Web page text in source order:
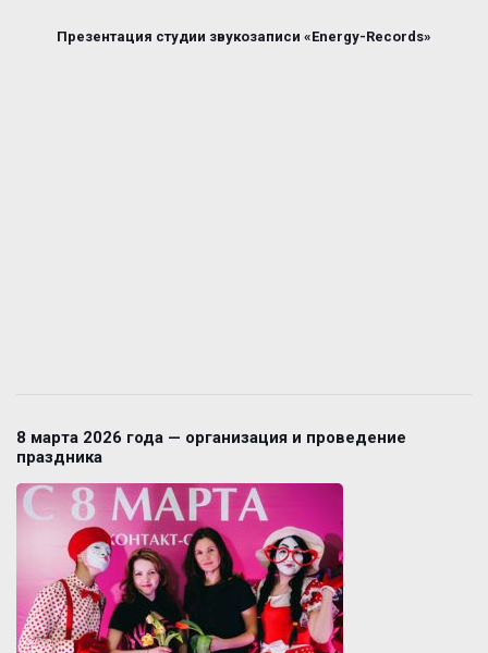
Презентация студии звукозаписи «Energy-Records»
8 марта 2026 года — организация и проведение
праздника